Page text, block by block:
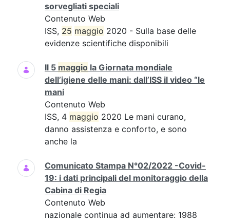
sorvegliati speciali
Contenuto Web
ISS, 25 maggio 2020 - Sulla base delle
evidenze scientifiche disponibili
Il 5 maggio la Giornata mondiale
dell’igiene delle mani: dall’ISS il video “le
mani
Contenuto Web
ISS, 4 maggio 2020 Le mani curano,
danno assistenza e conforto, e sono
anche la
Comunicato Stampa N°02/2022 -Covid-
19: i dati principali del monitoraggio della
Cabina di Regia
Contenuto Web
nazionale continua ad aumentare: 1988